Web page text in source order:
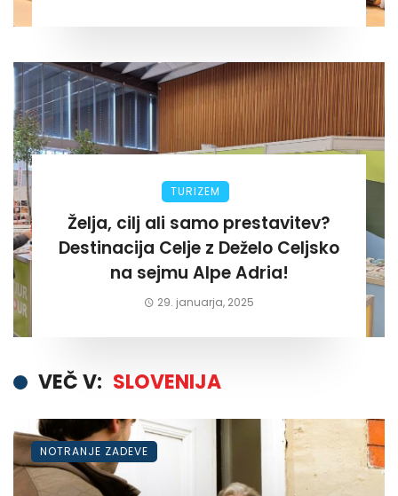
TURIZEM
Želja, cilj ali samo prestavitev?
Destinacija Celje z Deželo Celjsko
na sejmu Alpe Adria!
29. januarja, 2025
VEČ V: SLOVENIJA
NOTRANJE ZADEVE